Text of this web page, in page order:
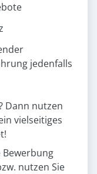
jedenfalls
Dann nutzen
vielseitiges
nutzen Sie